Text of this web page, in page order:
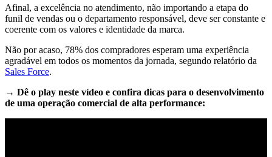
Afinal, a excelência no atendimento, não importando a etapa do
funil de vendas ou o departamento responsável, deve ser constante e
coerente com os valores e identidade da marca.
Não por acaso, 78% dos compradores esperam uma experiência
agradável em todos os momentos da jornada, segundo relatório da
Sales Force.
→ Dê o play neste vídeo e confira dicas para o desenvolvimento
de uma operação comercial de alta performance: